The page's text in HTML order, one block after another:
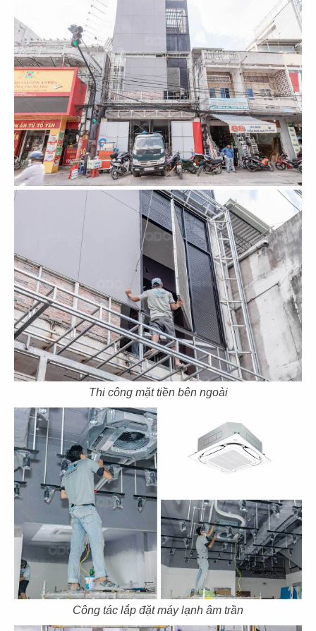
Thi công mặt tiền bên ngoài
Công tác lắp đặt máy lạnh âm trần
ASANOHA
CN Vincom Đồng Khởi, Quận 1
62
THE STREET
CN Nguyễn Thái Học
63
THE STREET
CN Sương Nguyệt Ánh
64
THE STREET
CN Phan Đăng Lưu
65
THE STREET
CN Mạc Đĩnh Chi - Quận 1
66
THE STREET
CN Cách mạng tháng 8 - Q.3
67
THE STREET
CN Lê Văn Sỹ - Quận 3
THE STREET
CN Nguyễn Thái Bình - Q.1
69
THE STREET
70
THE STREET
CN Nguyễn Thị Minh Khai -Q.3